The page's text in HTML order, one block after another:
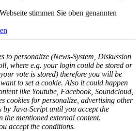
stimmen Sie oben genannten
to personalize (News-System, Diskussion
where e.g. your login could be stored or
vote is stored) therefore you will be
to set a cookie. Also it could happen
like Youtube, Facebook, Soundcloud,
cookies for personalize, advertising other
by Java-Script until you accept the
the mentioned external content.
accept the conditions.